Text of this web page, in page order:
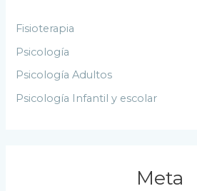
Fisioterapia
Psicología
Psicología Adultos
Psicología Infantil y escolar
Meta